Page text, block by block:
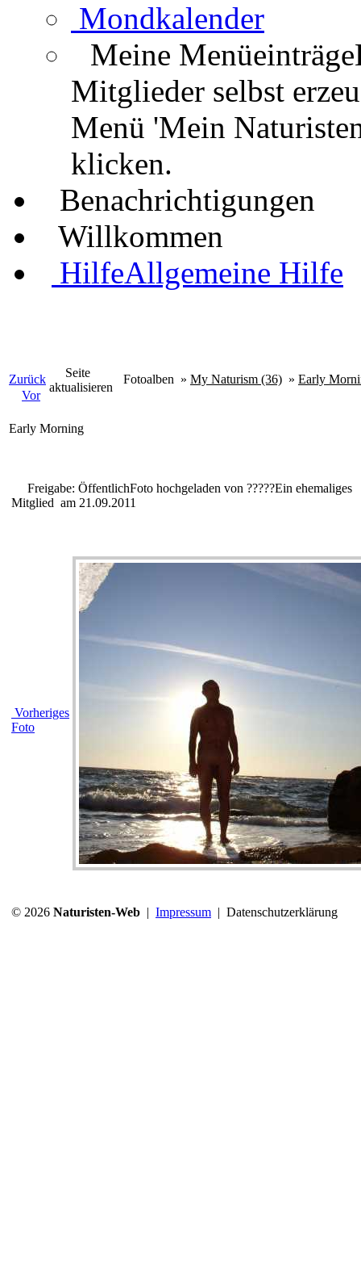
Mondkalender
Meine Menüeinträge
Mitglieder selbst
Menü 'Mein
klicken.
Benachrichtigungen
Willkommen
HilfeAllgemeine Hilfe
Zurück
Vor
Seite
aktualisieren
Fotoalben » My Naturism (36) » Early
Early Morning
Freigabe: ÖffentlichFoto hochgeladen von ?????Ein ehemaliges
Mitglied am 21.09.2011
Vorheriges
Foto
© 2026 Naturisten-Web | Impressum | Datenschutzerklärung